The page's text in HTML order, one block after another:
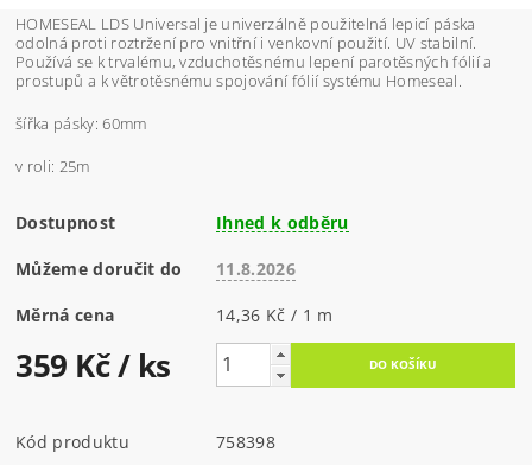
HOMESEAL LDS Universal je univerzálně použitelná lepicí páska
odolná proti roztržení pro vnitřní i venkovní použití. UV stabilní.
Používá se k trvalému, vzduchotěsnému lepení parotěsných fólií a
prostupů a k větrotěsnému spojování fólií systému Homeseal.
šířka pásky: 60mm
v roli: 25m
Dostupnost Ihned k odběru
Můžeme doručit do 11.8.2026
Měrná cena 14,36 Kč / 1 m
359 Kč/ ks
Kód produktu
758398